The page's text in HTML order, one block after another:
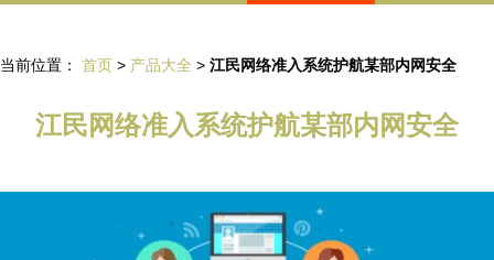
当前位置： 首页 > 产品大全 > 江民网络准入系统护航某部内网安全
江民网络准入系统护航某部内网安全